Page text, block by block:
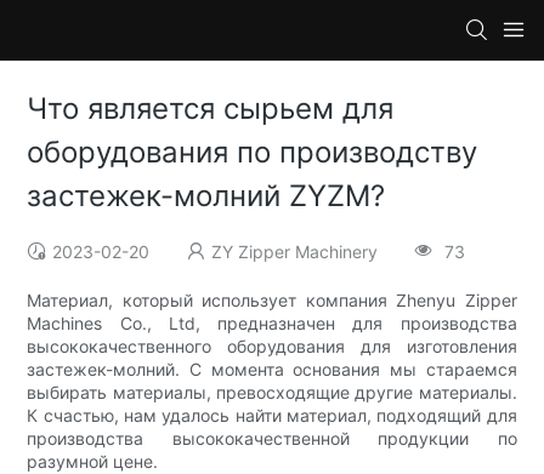
Что является сырьем для
оборудования по производству
застежек-молний ZYZM?
2023-02-20 ZY Zipper Machinery 73
Материал, который использует компания Zhenyu Zipper
Machines Co., Ltd, предназначен для производства
высококачественного оборудования для изготовления
застежек-молний. С момента основания мы стараемся
выбирать материалы, превосходящие другие материалы.
К счастью, нам удалось найти материал, подходящий для
производства высококачественной продукции по
разумной цене.